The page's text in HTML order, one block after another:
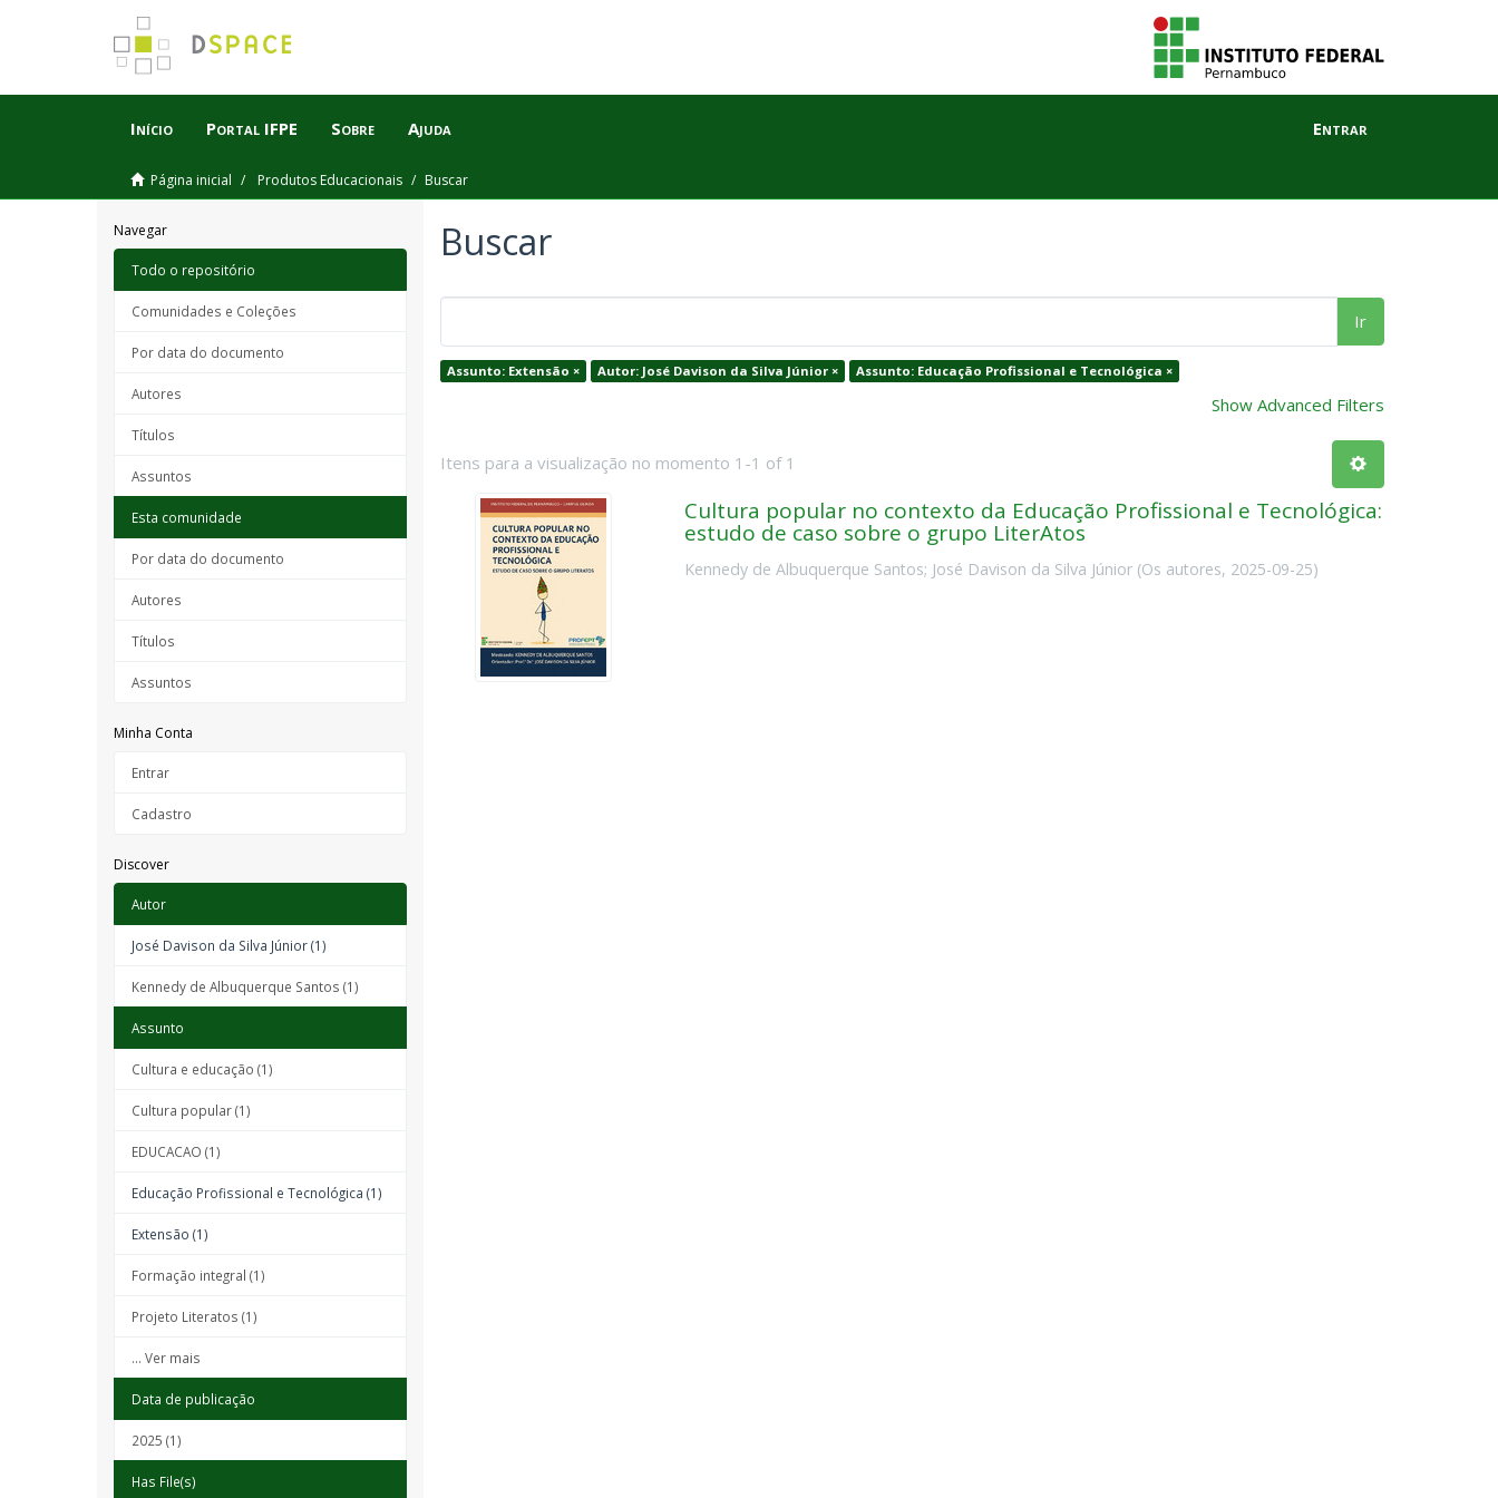
Início Portal IFPE Sobre Ajuda Entrar
Página inicial Produtos Educacionais Buscar
Navegar
Todo o repositório
Comunidades e Coleções
Por data do documento
Autores
Títulos
Assuntos
Esta comunidade
Por data do documento
Autores
Títulos
Assuntos
Minha Conta
Entrar
Cadastro
Discover
Autor
José Davison da Silva Júnior (1)
Kennedy de Albuquerque Santos (1)
Assunto
Cultura e educação (1)
Cultura popular (1)
EDUCACAO (1)
Educação Profissional e Tecnológica (1)
Extensão (1)
Formação integral (1)
Projeto Literatos (1)
... Ver mais
Data de publicação
2025 (1)
Has File(s)
Buscar
Ir
Assunto: Extensão × Autor: José Davison da Silva Júnior × Assunto: Educação Profissional e Tecnológica ×
Show Advanced Filters
Itens para a visualização no momento 1-1 of 1
Cultura popular no contexto da Educação Profissional e Tecnológica:
estudo de caso sobre o grupo LiterAtos
Kennedy de Albuquerque Santos; José Davison da Silva Júnior (Os autores, 2025-09-25)